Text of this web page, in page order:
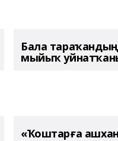
Бала тараҡандың
мыйыҡ
«Ҡоштарға